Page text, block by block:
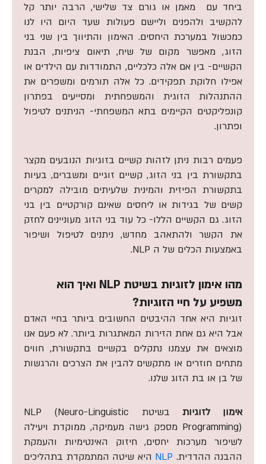
ביחד עם מאמן או גורם צד שלישי, הרבה יותר קל
להקשיב ולהפנים וליישם פעולות שעד היום היו לנו
כמכשול במערכת היחסים. האימון והתיווך בין שני בני
הזוג, מאפשר מקום של שיח, תיאום ציפיות, הבנת
הקשיים- בין אם אלה כלכליים, התמודדות עם הילדים או
אפילו חלוקת תפקידים. כל אלה תורמים ומשפרים את
ההתנהלות הזוגית והמשפחתית ומסייעים בפתרון
קונפליקטים הקיימים בתא המשפחתי- הניתנים לטיפול
ופתרון.
פעמים רבות ניתן לזהות קשיים בזוגיות הנובעים מקצר
בתקשורת בין בני הזוג, קשיים זוגיים ומשברים, בעיות
בתקשורת הפיזית והמינית שלעיתים מובילה למקרים
קשים של בגידות או ליחסים שאינם קורקטיים בין בני
הזוג. גם הקשיים הללו- כל עוד בני הזוג מעוניינים לחזק
את הקשר ולהתאהב מחדש, ניתנים לטיפול ושיפור
באמצעות הכלים של ה NLP.
מהו אימון לזוגיות בשיטת NLP ואיך הוא
משפיע על חיי הזוגיות?
זוגיות היא אחד ההיבטים החשובים ביותר בחיי האדם
אבל היא גם אחת הזירות המאתגרות ביותר. לא פעם אנו
מוצאים את עצמנו נתקלים בקשיים בתקשורת, חווים
מתחים חוזרים או מתקשים להבין את הצרכים והרגשות
של בן או בת הזוג שלנו.
אימון לזוגיות
בשיטת NLP (Neuro-Linguistic
Programming) מספק גישה מעמיקה, ממוקדת ויעילה
לשיפור מערכות יחסים, חיזוק האינטימיות והעמקת
ההבנה ההדדית. NLP היא שיטה המתמקדת בתהליכים